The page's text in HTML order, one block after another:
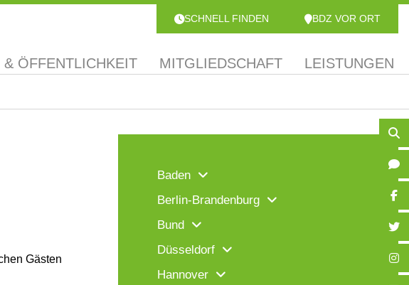
SCHNELL FINDEN BDZ VOR ORT
& ÖFFENTLICHKEIT MITGLIEDSCHAFT LEISTUNGEN
Gästen
Baden
Berlin-Brandenburg
Bund
Düsseldorf
Hannover